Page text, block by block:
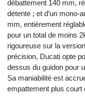
débattement 140 mm,
détente ; et d’un mono-
mm, entièrement
pour un total de moins
rigoureuse sur la
précision, Ducati opte
dessus du guidon pour
Sa maniabilité est
empattement plus court